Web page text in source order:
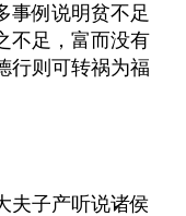
事例说明贫不足
不足，富而没有
行则可转祸为福
夫子产听说诸侯